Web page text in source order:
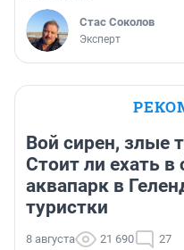
Стас Соколов
Эксперт
Вой сирен, злые
Стоит ли ехать
аквапарк в
туристки
8 августа 21 690 27